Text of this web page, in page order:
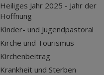
Heiliges Jahr 2025 - Jahr der
Hoffnung
Kinder- und Jugendpastoral
Kirche und Tourismus
Kirchenbeitrag
Krankheit und Sterben